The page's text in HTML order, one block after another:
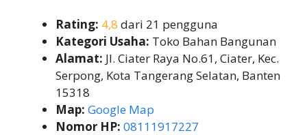
Rating: 4,8 dari 21 pengguna
Kategori Usaha: Toko Bahan Bangunan
Alamat: Jl. Ciater Raya No.61, Ciater, Kec.
Serpong, Kota Tangerang Selatan, Banten
15318
Map: Google Map
Nomor HP: 08111917227